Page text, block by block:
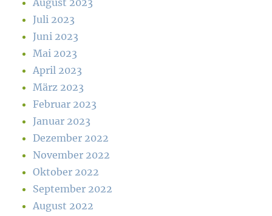
August 2023
Juli 2023
Juni 2023
Mai 2023
April 2023
März 2023
Februar 2023
Januar 2023
Dezember 2022
November 2022
Oktober 2022
September 2022
August 2022